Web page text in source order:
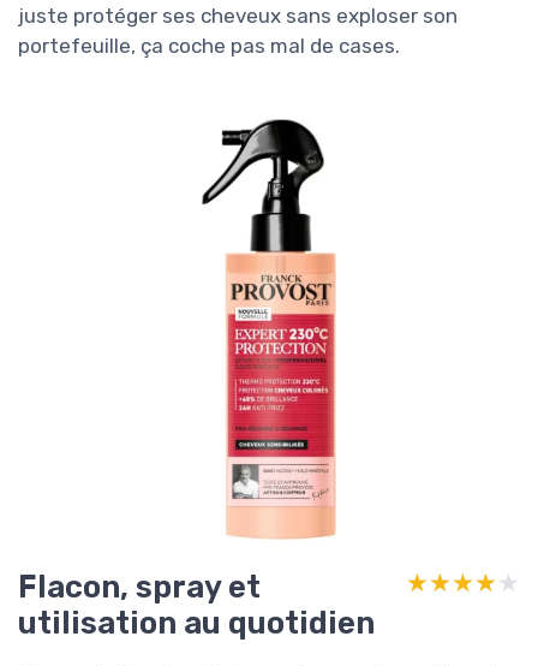
juste protéger ses cheveux sans exploser son
portefeuille, ça coche pas mal de cases.
Flacon, spray et
utilisation au quotidien
★★★★★
★★★★★